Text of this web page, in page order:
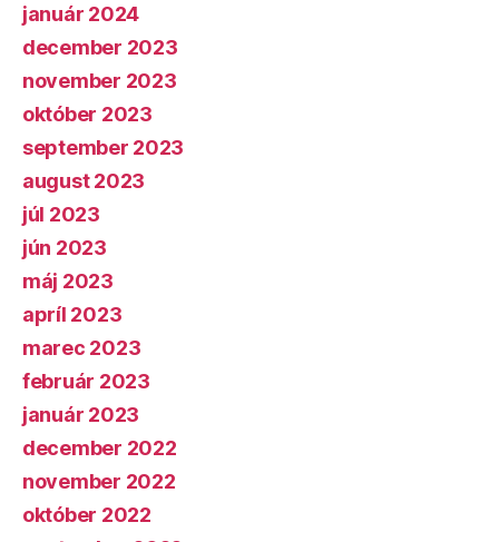
január 2024
december 2023
november 2023
október 2023
september 2023
august 2023
júl 2023
jún 2023
máj 2023
apríl 2023
marec 2023
február 2023
január 2023
december 2022
november 2022
október 2022